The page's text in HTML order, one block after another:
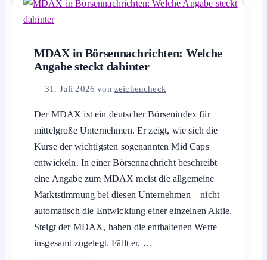
MDAX in Börsennachrichten: Welche
Angabe steckt dahinter
31. Juli 2026 von zeichencheck
Der MDAX ist ein deutscher Börsenindex für
mittelgroße Unternehmen. Er zeigt, wie sich die
Kurse der wichtigsten sogenannten Mid Caps
entwickeln. In einer Börsennachricht beschreibt
eine Angabe zum MDAX meist die allgemeine
Marktstimmung bei diesen Unternehmen – nicht
automatisch die Entwicklung einer einzelnen Aktie.
Steigt der MDAX, haben die enthaltenen Werte
insgesamt zugelegt. Fällt er, …